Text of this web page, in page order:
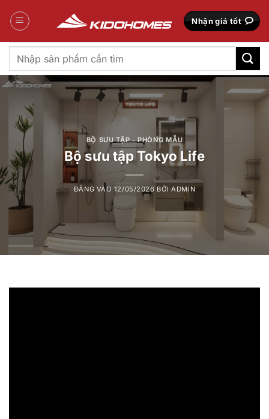
qua
Nhận giá tốt
Tìm
kiếm:
BỘ SƯU TẬP - PHÒNG MẪU
Bộ sưu tập Tokyo Life
ĐĂNG VÀO 12/05/2026 BỞIADMIN